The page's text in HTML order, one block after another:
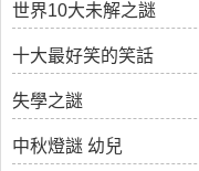
世界10大未解之謎
十大最好笑的笑話
失學之謎
中秋燈謎 幼兒